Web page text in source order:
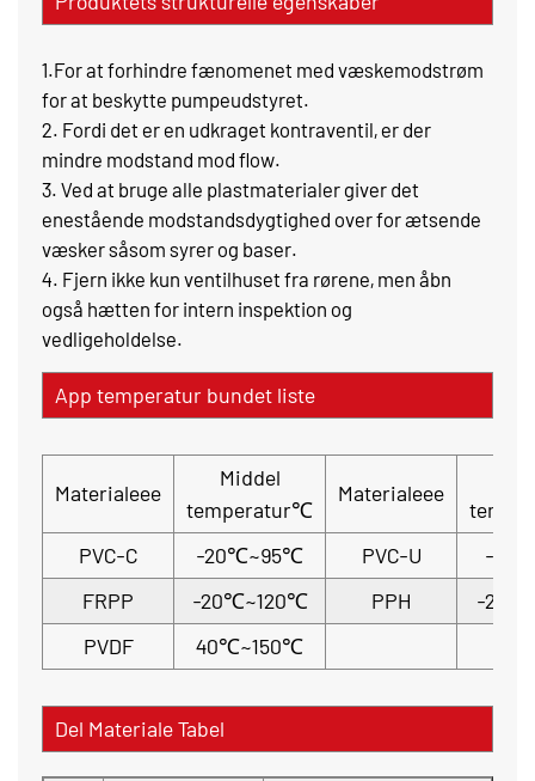
1.For at forhindre fænomenet med væskemodstrøm
for at beskytte pumpeudstyret.
2. Fordi det er en udkraget kontraventil, er der
mindre modstand mod flow.
3. Ved at bruge alle plastmaterialer giver det
enestående modstandsdygtighed over for ætsende
væsker såsom syrer og baser.
4. Fjern ikke kun ventilhuset fra rørene, men åbn
også hætten for intern inspektion og
vedligeholdelse.
App temperatur bundet liste
Materialeee
Middel
temperatur℃
Materialeee
PVC-C
-20℃~95℃ PVC-U
-
FRPP
-20℃~120℃ PPH
-
PVDF
40℃~150℃
Del Materiale Tabel